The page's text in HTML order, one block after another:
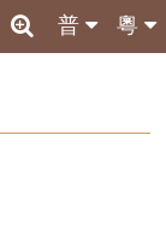
粵
普